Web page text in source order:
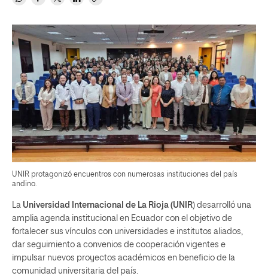
UNIR protagonizó encuentros con numerosas instituciones del país
andino.
La Universidad Internacional de La Rioja (UNIR) desarrolló una
amplia agenda institucional en Ecuador con el objetivo de
fortalecer sus vínculos con universidades e institutos aliados,
dar seguimiento a convenios de cooperación vigentes e
impulsar nuevos proyectos académicos en beneficio de la
comunidad universitaria del país.